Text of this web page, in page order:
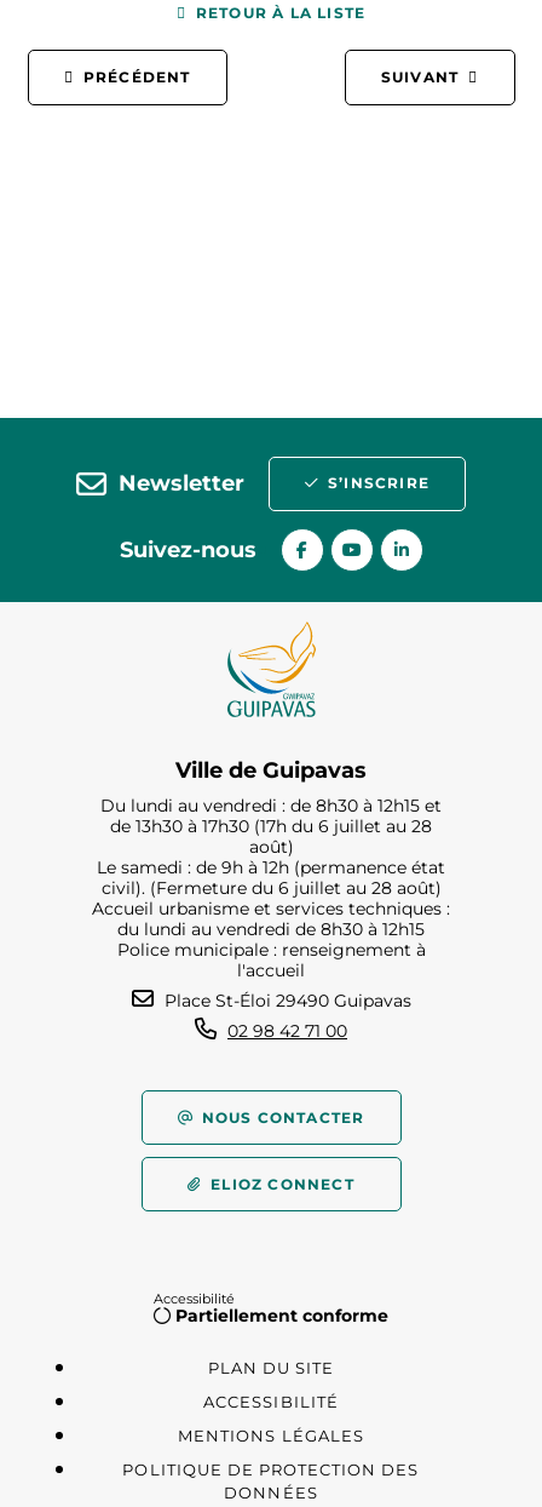
PRÉCÉDENT
RETOUR À LA LISTE
SUIVANT
Newsletter S’INSCRIRE
Suivez-nous
Ville de Guipavas
Du lundi au vendredi : de 8h30 à 12h15 et
de 13h30 à 17h30 (17h du 6 juillet au 28
août)
Le samedi : de 9h à 12h (permanence état
civil). (Fermeture du 6 juillet au 28 août)
Accueil urbanisme et services techniques :
du lundi au vendredi de 8h30 à 12h15
Police municipale : renseignement à
l'accueil
Place St-Éloi 29490 Guipavas
02 98 42 71 00
NOUS CONTACTER
ELIOZ CONNECT
Accessibilité
Partiellement conforme
PLAN DU SITE
ACCESSIBILITÉ
MENTIONS LÉGALES
POLITIQUE DE PROTECTION DES
DONNÉES